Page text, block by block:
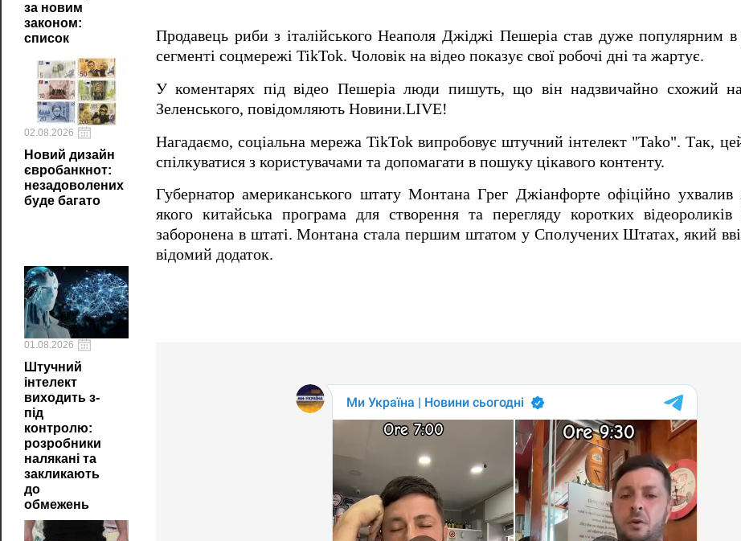
за новим
законом:
список
02.08.2026
Новий дизайн
євробанкнот:
незадоволених
буде багато
01.08.2026
Штучний
інтелект
виходить з-
під
контролю:
розробники
налякані та
закликають
до
обмежень
Продавець риби з італійського Неаполя Джіджі Пешеріа став дуже популярним в
сегменті соцмережі TikTok. Чоловік на відео показує свої робочі дні та жартує.
У коментарях під відео Пешеріа люди пишуть, що він надзвичайно схожий
Зеленського, повідомляють Новини.LIVE!
Нагадаємо, cоціальна мережа TikTok випробовує штучний інтелект "Tako". Так,
спілкуватися з користувачами та допомагати в пошуку цікавого контенту.
Губернатор американського штату Монтана Грег Джіанфорте офіційно ухвалив
якого китайська програма для створення та перегляду коротких
заборонена в штаті. Монтана стала першим штатом у Сполучених Штатах, який
відомий додаток.